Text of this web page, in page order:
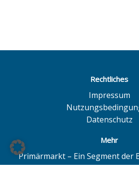
Rechtliches
Impressum
Datenschutz
Mehr
Primärmarkt – Ein Segment der
Quotrix – Ein System der